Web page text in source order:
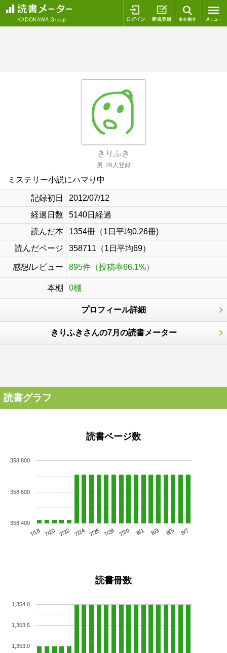
ログイン 新規登録
きりふき
男 26人登録
ミステリー小説にハマり中
記録初日
2012/07/12
経過日数
5140日経過
読んだ本
1354冊（1日平均0.26冊)
読んだページ
358711（1日平均69）
感想/レビュー 895件（投稿率66.1%）
本棚 0棚
プロフィール詳細
きりふきさんの7月の読書メーター
読書グラフ
読書ページ数
7/18 7/20 7/22 7/24 7/26 7/28 7/30 8/1 8/3 8/5 8/7
358,400
358,600
358,800
読書冊数
1,353.0
1,353.5
1,354.0